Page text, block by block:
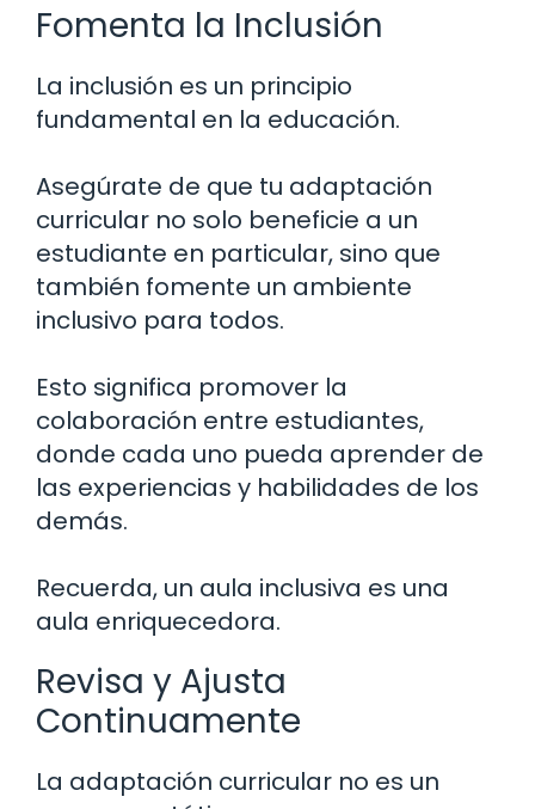
Fomenta la Inclusión
La inclusión es un principio
fundamental en la educación.
Asegúrate de que tu adaptación
curricular no solo beneficie a un
estudiante en particular, sino que
también fomente un ambiente
inclusivo para todos.
Esto significa promover la
colaboración entre estudiantes,
donde cada uno pueda aprender de
las experiencias y habilidades de los
demás.
Recuerda, un aula inclusiva es una
aula enriquecedora.
Revisa y Ajusta
Continuamente
La adaptación curricular no es un